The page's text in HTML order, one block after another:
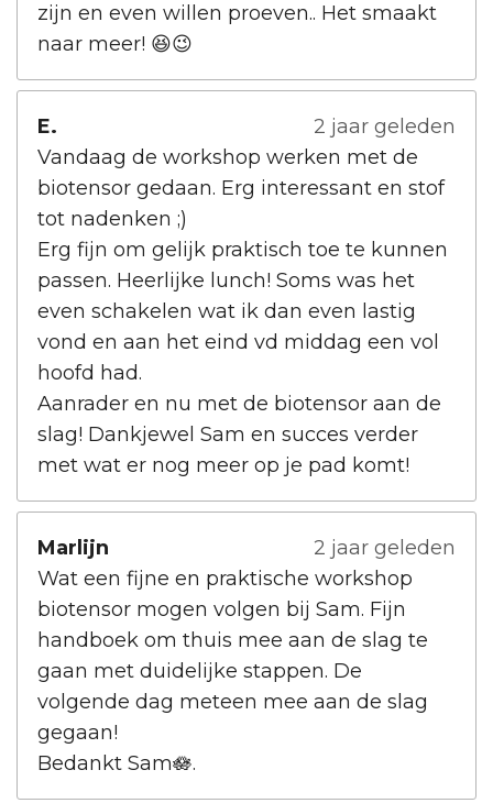
zijn en even willen proeven.. Het smaakt
naar meer! 😆😉
E.
2 jaar geleden
Vandaag de workshop werken met de
biotensor gedaan. Erg interessant en stof
tot nadenken ;)
Erg fijn om gelijk praktisch toe te kunnen
passen. Heerlijke lunch! Soms was het
even schakelen wat ik dan even lastig
vond en aan het eind vd middag een vol
hoofd had.
Aanrader en nu met de biotensor aan de
slag! Dankjewel Sam en succes verder
met wat er nog meer op je pad komt!
Marlijn
2 jaar geleden
Wat een fijne en praktische workshop
biotensor mogen volgen bij Sam. Fijn
handboek om thuis mee aan de slag te
gaan met duidelijke stappen. De
volgende dag meteen mee aan de slag
gegaan!
Bedankt Sam🪷.